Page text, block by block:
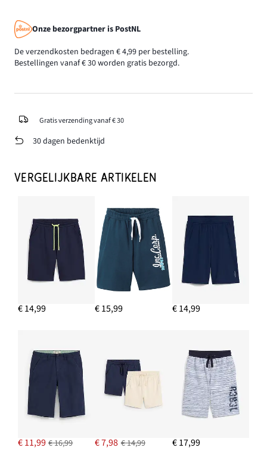
Onze bezorgpartner is PostNL
De verzendkosten bedragen € 4,99 per bestelling.
Bestellingen vanaf € 30 worden gratis bezorgd.
Gratis verzending vanaf € 30
30 dagen bedenktijd
VERGELIJKBARE ARTIKELEN
€ 14,99 € 15,99 € 14,99
€ 11,99 € 16,99 € 7,98 € 14,99 € 17,99